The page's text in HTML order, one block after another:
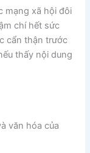
mạng xã hội đôi
chí hết sức
cẩn thận trước
thấy nội dung
văn hóa của